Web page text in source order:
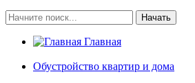
Начать
Главная
Обустройство квартир и дома